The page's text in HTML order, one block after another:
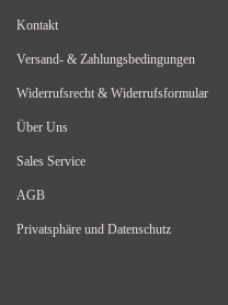
Kontakt
Versand- & Zahlungsbedingungen
Widerrufsrecht & Widerrufsformular
Über Uns
Sales Service
AGB
Privatsphäre und Datenschutz